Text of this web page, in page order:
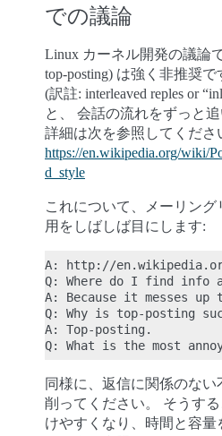
での議論
Linux カーネル開発の議論
top-posting) は強く非推奨
(訳註: interleaved reples or
と、 会話の流れをずっと
詳細は次を参照してくださ
https://en.wikipedia.org/wiki/
d_style
これについて、メーリング
用をしばしば目にします:
A: http://
Q: Where do I find info
A: Because it messes
Q: Why is top-posting
A: Top-posting.
同様に、返信に関係のない
削ってください。 そうす
けやすくなり、時間と容